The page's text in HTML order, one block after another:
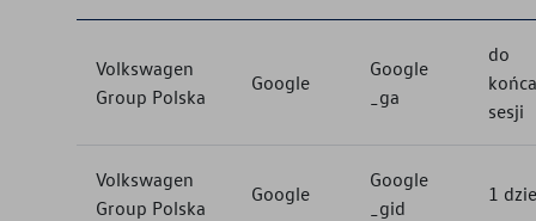
Volkswagen
Group Polska
Google
Google
_ga
do
końca
sesji
Volkswagen
Group Polska
Google
Google
_gid
1